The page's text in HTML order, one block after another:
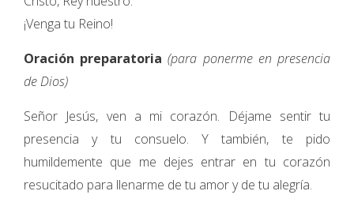
¡Venga tu Reino!
Oración preparatoria (para ponerme en presencia
de Dios)
Señor Jesús, ven a mi corazón. Déjame sentir tu
presencia y tu consuelo. Y también, te pido
humildemente que me dejes entrar en tu corazón
resucitado para llenarme de tu amor y de tu alegría.